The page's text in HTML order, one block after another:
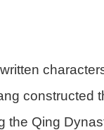
constructed
the Qing